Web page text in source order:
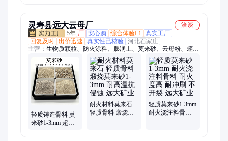
灵寿县远大云母厂
洽谈
5年 厂 安心购 综合体验L1 真实工厂
回复及时 出价迅速 真实性已核验 河北石家庄
主营： 生物质颗粒、防火涂料、膨润土、莫来砂、云母粉、蛭
石、石英砂、碳酸钙、高岭土、重钙、1250目云母粉、萤石粉、
铁砂、火山石、夜光石
轻质铸造骨料 莫
来砂1-3mm 超高
耐火材料莫来石
轻质骨料 煅烧莫
轻质莫来砂1-3mm
耐火浇注料骨料